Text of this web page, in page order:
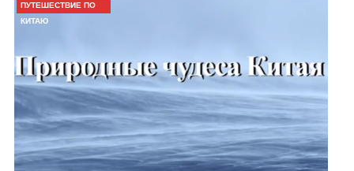
ПУТЕШЕСТВИЕ ПО
КИТАЮ